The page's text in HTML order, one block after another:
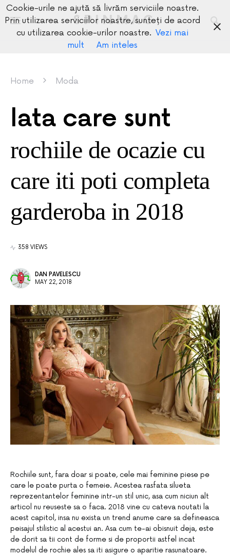
SPINMAG
Home Moda
Iata care sunt
rochiile de ocazie cu
care iti poti completa
garderoba in 2018
358 VIEWS
DAN PAVELESCU
MAY 22, 2018
Rochiile sunt, fara doar si poate, cele mai feminine piese pe
care le poate purta o femeie. Acestea rasfata silueta
reprezentantelor feminine intr-un stil unic, asa cum niciun alt
articol nu reuseste sa o faca. 2018 vine cu cateva noutati la
acest capitol, insa nu exista un trend anume care sa defineasca
peisajul stilistic al acestui an. Asa cum te-ai obisnuit deja, este
de dorit sa tii cont de forme si de proportii astfel incat
modelul de rochie ales sa iti asigure o aparitie rasunatoare.
Cookie-urile ne ajută să livrăm serviciile noastre.
Prin utilizarea serviciilor noastre, sunteți de acord
cu utilizarea cookie-urilor noastre. Vezi mai
mult
Am inteles